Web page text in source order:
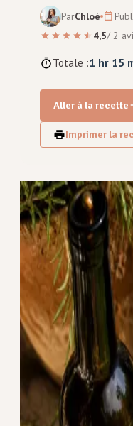
ParChloé
4,5/ 2
Totale :1 hr 15
Aller à la recette
Imprimer la